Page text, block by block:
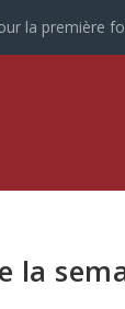
la première
la